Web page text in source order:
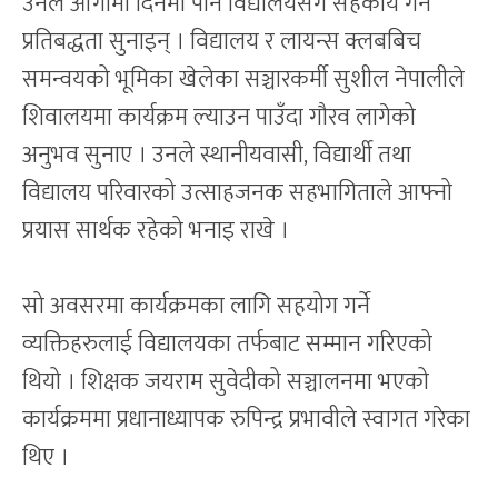
प्रतिबद्धता सुनाइन् । विद्यालय र लायन्स क्लबबिच
समन्वयको भूमिका खेलेका सञ्चारकर्मी सुशील नेपालीले
शिवालयमा कार्यक्रम ल्याउन पाउँदा गौरव लागेको
अनुभव सुनाए । उनले स्थानीयवासी, विद्यार्थी तथा
विद्यालय परिवारको उत्साहजनक सहभागिताले आफ्नो
प्रयास सार्थक रहेको भनाइ राखे ।
सो अवसरमा कार्यक्रमका लागि सहयोग गर्ने
व्यक्तिहरुलाई विद्यालयका तर्फबाट सम्मान गरिएको
थियो । शिक्षक जयराम सुवेदीको सञ्चालनमा भएको
कार्यक्रममा प्रधानाध्यापक रुपिन्द्र प्रभावीले स्वागत गरेका
थिए ।